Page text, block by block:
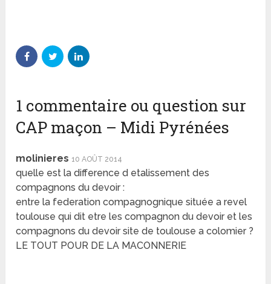
1 commentaire ou question sur
CAP maçon – Midi Pyrénées
molinieres 10 AOÛT 2014
quelle est la difference d etalissement des
compagnons du devoir :
entre la federation compagnognique située a revel
toulouse qui dit etre les compagnon du devoir et les
compagnons du devoir site de toulouse a colomier ?
LE TOUT POUR DE LA MACONNERIE